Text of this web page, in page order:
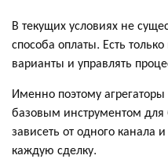
В текущих условиях не
способа оплаты. Есть
варианты и управлять
Именно поэтому
базовым инструментом
зависеть от одного канала
каждую сделку.